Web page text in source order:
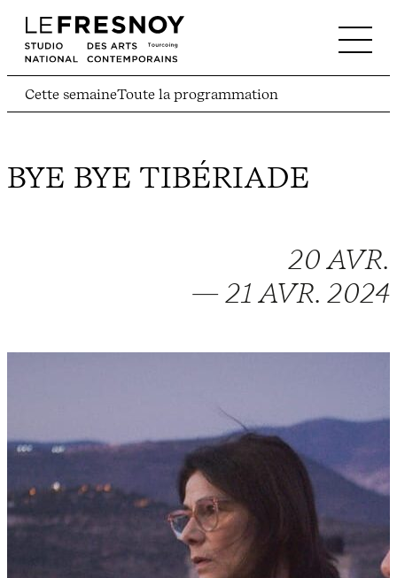
Cette semaineToute la programmation
BYE BYE TIBÉRIADE
20 AVR.
— 21 AVR. 2024